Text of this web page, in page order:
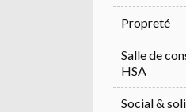
Propreté
Salle de
HSA
Social &